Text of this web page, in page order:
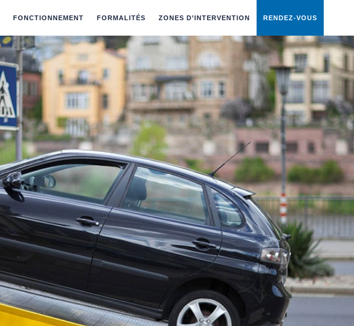
FONCTIONNEMENT FORMALITÉS ZONES D’INTERVENTION RENDEZ-VOUS